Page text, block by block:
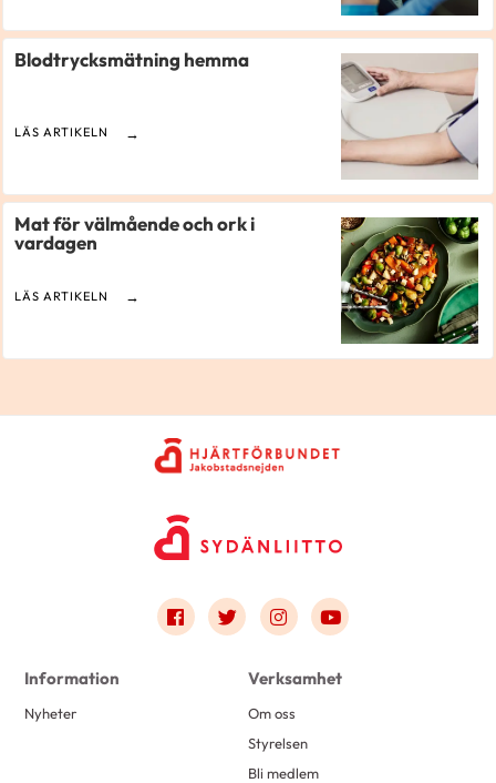
Blodtrycksmätning hemma
LÄS ARTIKELN
Mat för välmående och ork i
vardagen
LÄS ARTIKELN
Link to facebook
Link to twitter
Link to instagram
Link to youtube
Information
Nyheter
Verksamhet
Om oss
Styrelsen
Bli medlem